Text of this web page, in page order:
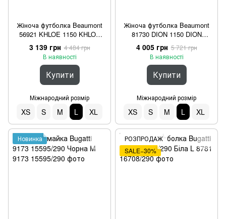
Жіноча футболка Beaumont
56921 KHLOE 1150 KHLOE
Бежева L
3 139 грн 4 484 грн
В наявності
Купити
Міжнародний розмір
XS S M L XL
Жіноча футболка Beaumont
81730 DION 1150 DION
Бежева L
4 005 грн 5 721 грн
В наявності
Купити
Міжнародний розмір
XS S M L XL
Новинка
РОЗПРОДАЖ
SALE−30%